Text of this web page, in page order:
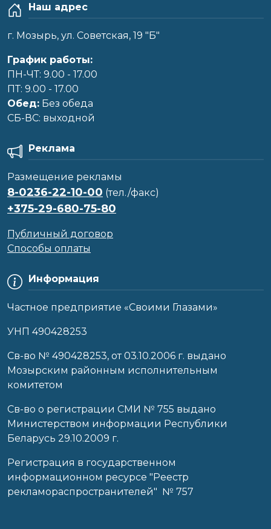
Наш адрес
г. Мозырь, ул. Советская, 19 "Б"
График работы:
ПН-ЧТ: 9.00 - 17.00
ПТ: 9.00 - 17.00
Обед: Без обеда
CБ-ВС: выходной
Информация
Частное предприятие «Своими Глазами»
УНП 490428253
Cв-во № 490428253, от 03.10.2006 г. выдано
Мозырским районным исполнительным
комитетом
Св-во о регистрации СМИ № 755 выдано
Министерством информации Республики
Беларусь 29.10.2009 г.
Регистрация в государственном
информационном ресурсе "Реестр
рекламораспространителей" № 757
Реклама
Размещение рекламы
8-0236-22-10-00 (тел./факс)
+375-29-680-75-80
Публичный договор
Способы оплаты